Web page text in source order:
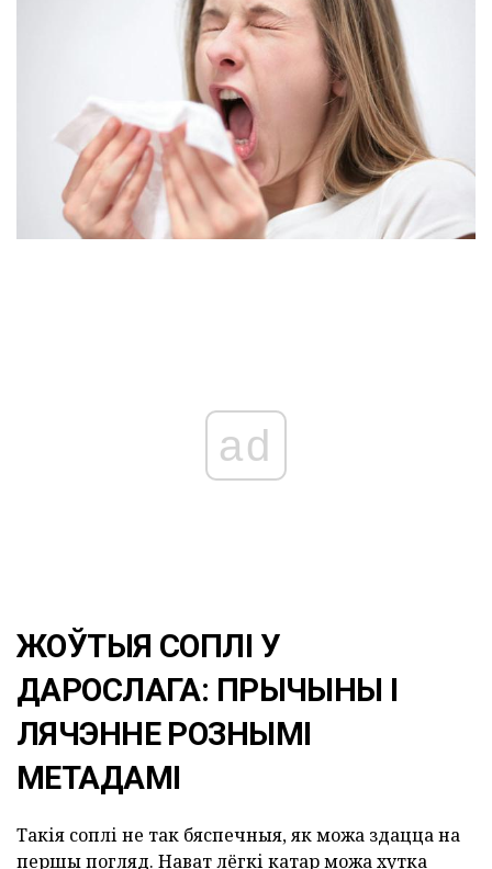
ad
ЖОЎТЫЯ СОПЛІ У
ДАРОСЛАГА: ПРЫЧЫНЫ І
ЛЯЧЭННЕ РОЗНЫМІ
МЕТАДАМІ
Такія соплі не так бяспечныя, як можа здацца на
першы погляд. Нават лёгкі катар можа хутка